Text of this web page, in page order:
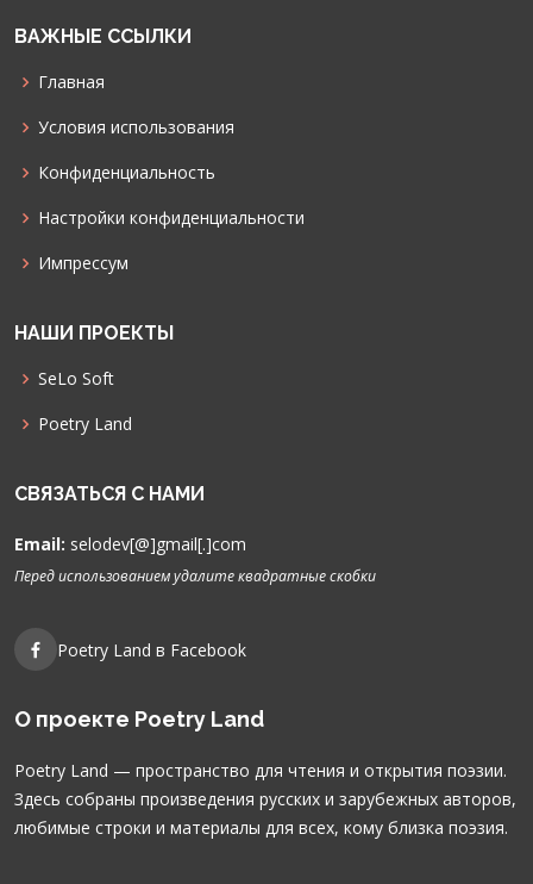
ВАЖНЫЕ ССЫЛКИ
Главная
Условия использования
Конфиденциальность
Настройки конфиденциальности
Импрессум
НАШИ ПРОЕКТЫ
SeLo Soft
Poetry Land
СВЯЗАТЬСЯ С НАМИ
Email: selodev[@]gmail[.]com
Перед использованием удалите квадратные скобки
Poetry Land в Facebook
О проекте Poetry Land
Poetry Land — пространство для чтения и открытия поэзии.
Здесь собраны произведения русских и зарубежных авторов,
любимые строки и материалы для всех, кому близка поэзия.